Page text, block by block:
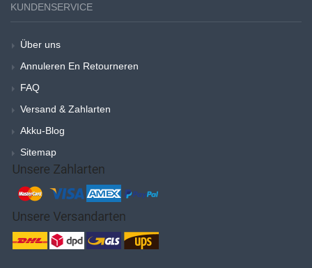
KUNDENSERVICE
Über uns
Annuleren En Retourneren
FAQ
Versand & Zahlarten
Akku-Blog
Sitemap